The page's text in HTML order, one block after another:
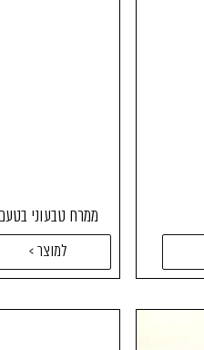
ממרח טבעוני בטעם מיונז
למוצר >